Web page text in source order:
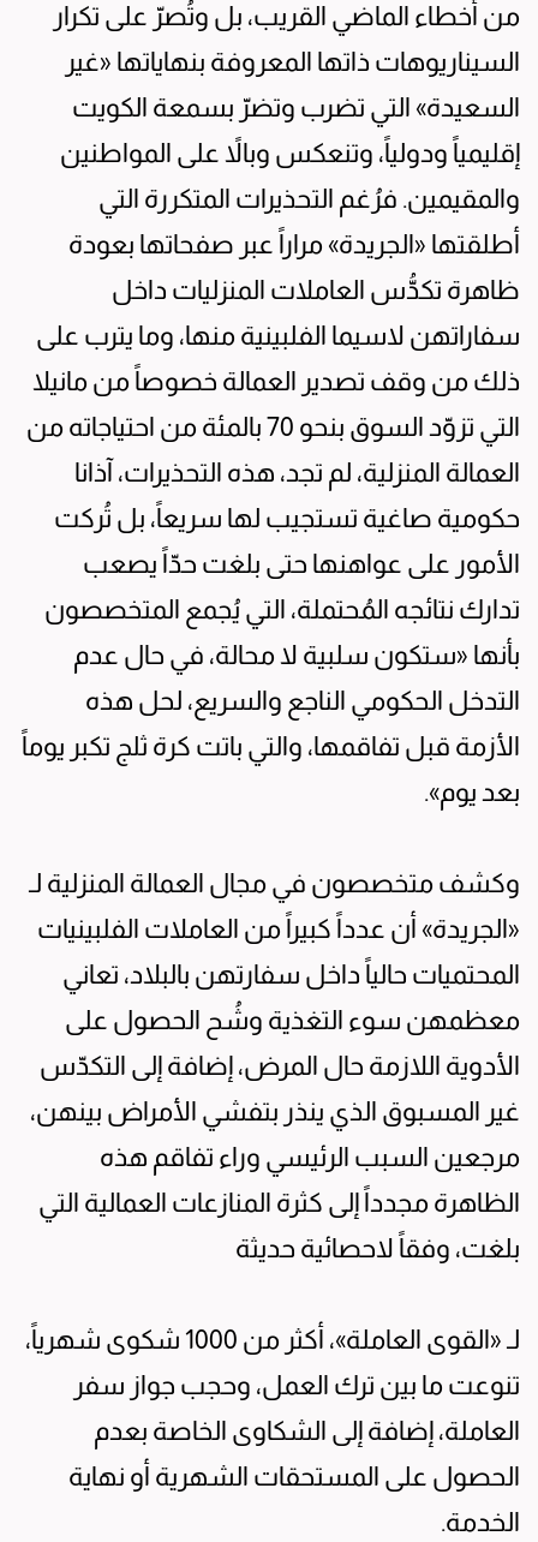
من أخطاء الماضي القريب، بل وتُصرّ على تكرار
السيناريوهات ذاتها المعروفة بنهاياتها «غير
السعيدة» التي تضرب وتضرّ بسمعة الكويت
إقليمياً ودولياً، وتنعكس وبالاً على المواطنين
والمقيمين. فرُغم التحذيرات المتكررة التي
أطلقتها «الجريدة» مراراً عبر صفحاتها بعودة
ظاهرة تكدُّس العاملات المنزليات داخل
سفاراتهن لاسيما الفلبينية منها، وما يترب على
ذلك من وقف تصدير العمالة خصوصاً من مانيلا
التي تزوّد السوق بنحو 70 بالمئة من احتياجاته من
العمالة المنزلية، لم تجد، هذه التحذيرات، آذانا
حكومية صاغية تستجيب لها سريعاً، بل تُركت
الأمور على عواهنها حتى بلغت حدّاً يصعب
تدارك نتائجه المُحتملة، التي يُجمع المتخصصون
بأنها «ستكون سلبية لا محالة، في حال عدم
التدخل الحكومي الناجع والسريع، لحل هذه
الأزمة قبل تفاقمها، والتي باتت كرة ثلج تكبر يوماً
بعد يوم».
وكشف متخصصون في مجال العمالة المنزلية لـ
«الجريدة» أن عدداً كبيراً من العاملات الفلبينيات
المحتميات حالياً داخل سفارتهن بالبلاد، تعاني
معظمهن سوء التغذية وشُح الحصول على
الأدوية اللازمة حال المرض، إضافة إلى التكدّس
غير المسبوق الذي ينذر بتفشي الأمراض بينهن،
مرجعين السبب الرئيسي وراء تفاقم هذه
الظاهرة مجدداً إلى كثرة المنازعات العمالية التي
بلغت، وفقاً لاحصائية حديثة
لـ «القوى العاملة»، أكثر من 1000 شكوى شهرياً،
تنوعت ما بين ترك العمل، وحجب جواز سفر
العاملة، إضافة إلى الشكاوى الخاصة بعدم
الحصول على المستحقات الشهرية أو نهاية
الخدمة.